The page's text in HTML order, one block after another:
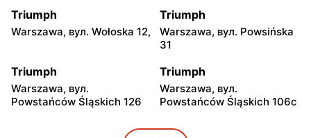
Triumph
Warszawa, вул. Wołoska 12,
Triumph
Warszawa, вул. Powsińska
31
Triumph
Warszawa, вул.
Powstańców Śląskich 126
Triumph
Warszawa, вул.
Powstańców Śląskich 106c
Triumph